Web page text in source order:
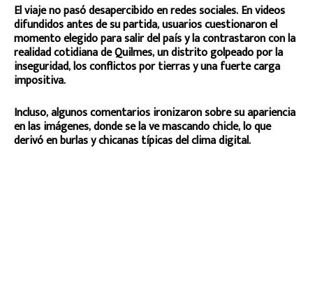
El viaje no pasó desapercibido en redes sociales. En videos
difundidos antes de su partida, usuarios cuestionaron el
momento elegido para salir del país y la contrastaron con la
realidad cotidiana de Quilmes, un distrito golpeado por la
inseguridad, los conflictos por tierras y una fuerte carga
impositiva.
Incluso, algunos comentarios ironizaron sobre su apariencia
en las imágenes, donde se la ve mascando chicle, lo que
derivó en burlas y chicanas típicas del clima digital.